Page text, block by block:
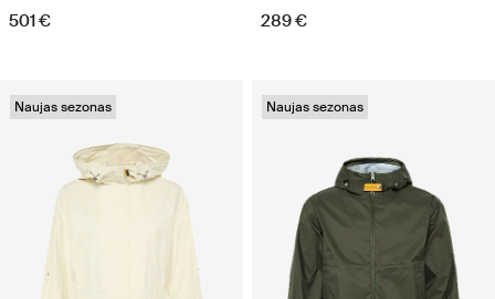
501 € 289 €
Naujas sezonas Naujas sezonas